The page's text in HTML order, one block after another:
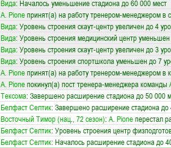
Вида: Началось уменьшение стадиона до 60 000 мест
A. Pioneпринят(а) на работу тренером-менеджером в
Вида: Уровень строения скаут-центр увеличен до 4
Вида: Уровень строения медицинский центр
Вида: Уровень строения скаут-центр увеличен до 3
Вида: Уровень строения спортшкола уменьшен до 7
A. Pioneпринят(а) на работу тренером-менеджером в
A. Pioneпокинул(а) пост тренера-менеджера команды
Тексома: Завершено расширение стадиона до 50 000
Белфаст Селтик: Завершено расширение стадиона до
Восточный Тимор (нац., 72 сезон): A. Pioneперестал
Белфаст Селтик: Уровень строения центр
Белфаст Селтик: Началось расширение стадиона до